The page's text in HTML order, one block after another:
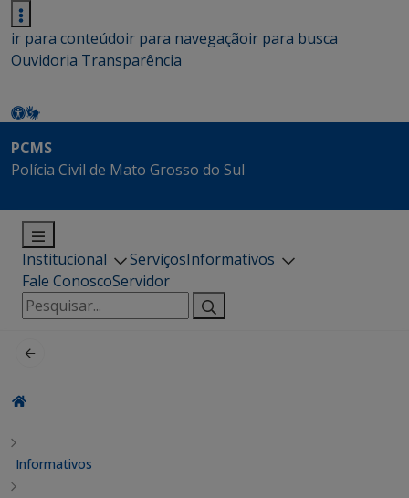
ir para conteúdoir para navegaçãoir para busca
Ouvidoria Transparência
PCMS
Polícia Civil de Mato Grosso do Sul
Institucional ServiçosInformativos
Fale ConoscoServidor
Pesquisar
por:
Informativos